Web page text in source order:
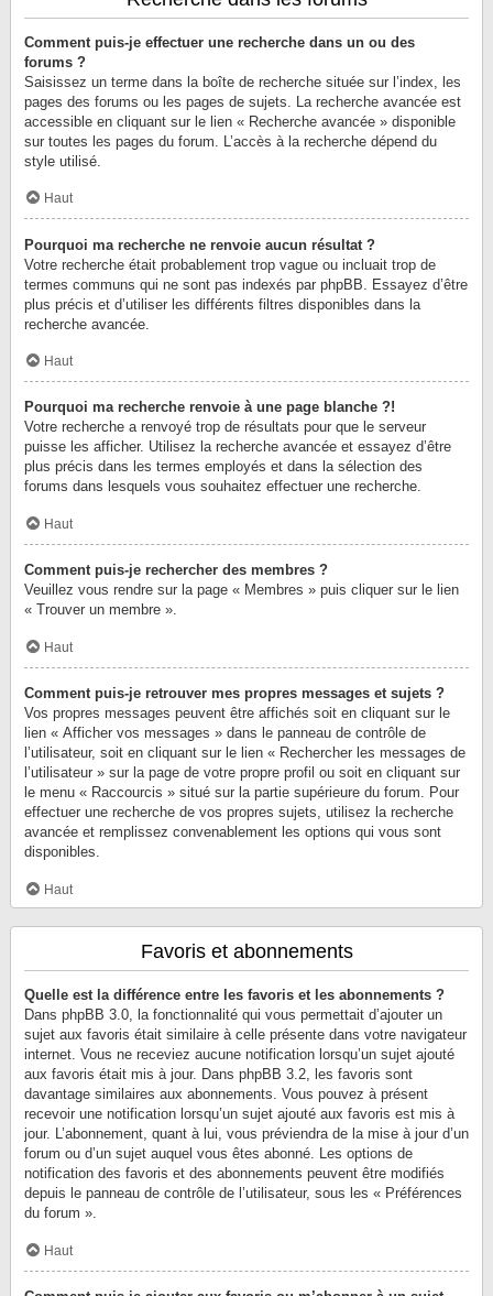
Comment puis-je effectuer une recherche dans un ou des
forums ?
Saisissez un terme dans la boîte de recherche située sur l’index, les
pages des forums ou les pages de sujets. La recherche avancée est
accessible en cliquant sur le lien « Recherche avancée » disponible
sur toutes les pages du forum. L’accès à la recherche dépend du
style utilisé.
Haut
Pourquoi ma recherche ne renvoie aucun résultat ?
Votre recherche était probablement trop vague ou incluait trop de
termes communs qui ne sont pas indexés par phpBB. Essayez d’être
plus précis et d’utiliser les différents filtres disponibles dans la
recherche avancée.
Haut
Pourquoi ma recherche renvoie à une page blanche ?!
Votre recherche a renvoyé trop de résultats pour que le serveur
puisse les afficher. Utilisez la recherche avancée et essayez d’être
plus précis dans les termes employés et dans la sélection des
forums dans lesquels vous souhaitez effectuer une recherche.
Haut
Comment puis-je rechercher des membres ?
Veuillez vous rendre sur la page « Membres » puis cliquer sur le lien
« Trouver un membre ».
Haut
Comment puis-je retrouver mes propres messages et sujets ?
Vos propres messages peuvent être affichés soit en cliquant sur le
lien « Afficher vos messages » dans le panneau de contrôle de
l’utilisateur, soit en cliquant sur le lien « Rechercher les messages de
l’utilisateur » sur la page de votre propre profil ou soit en cliquant sur
le menu « Raccourcis » situé sur la partie supérieure du forum. Pour
effectuer une recherche de vos propres sujets, utilisez la recherche
avancée et remplissez convenablement les options qui vous sont
disponibles.
Haut
Favoris et abonnements
Quelle est la différence entre les favoris et les abonnements ?
Dans phpBB 3.0, la fonctionnalité qui vous permettait d’ajouter un
sujet aux favoris était similaire à celle présente dans votre navigateur
internet. Vous ne receviez aucune notification lorsqu’un sujet ajouté
aux favoris était mis à jour. Dans phpBB 3.2, les favoris sont
davantage similaires aux abonnements. Vous pouvez à présent
recevoir une notification lorsqu’un sujet ajouté aux favoris est mis à
jour. L’abonnement, quant à lui, vous préviendra de la mise à jour d’un
forum ou d’un sujet auquel vous êtes abonné. Les options de
notification des favoris et des abonnements peuvent être modifiés
depuis le panneau de contrôle de l’utilisateur, sous les « Préférences
du forum ».
Haut